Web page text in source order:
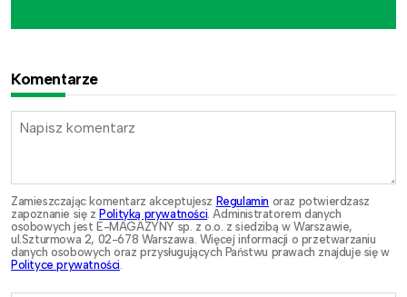
Komentarze
Zamieszczając komentarz akceptujesz Regulamin oraz potwierdzasz
zapoznanie się z Polityką prywatności. Administratorem danych
osobowych jest E-MAGAZYNY sp. z o.o. z siedzibą w Warszawie,
ul.Szturmowa 2, 02-678 Warszawa. Więcej informacji o przetwarzaniu
danych osobowych oraz przysługujących Państwu prawach znajduje się w
Polityce prywatności.